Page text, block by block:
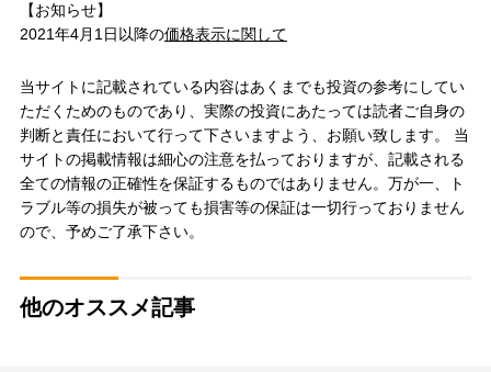
【お知らせ】
2021年4月1日以降の価格表示に関して
当サイトに記載されている内容はあくまでも投資の参考にしてい
ただくためのものであり、実際の投資にあたっては読者ご自身の
判断と責任において行って下さいますよう、お願い致します。 当
サイトの掲載情報は細心の注意を払っておりますが、記載される
全ての情報の正確性を保証するものではありません。万が一、ト
ラブル等の損失が被っても損害等の保証は一切行っておりません
ので、予めご了承下さい。
他のオススメ記事